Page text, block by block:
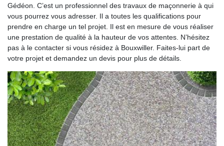
Gédéon. C’est un professionnel des travaux de maçonnerie à qui
vous pourrez vous adresser. Il a toutes les qualifications pour
prendre en charge un tel projet. Il est en mesure de vous réaliser
une prestation de qualité à la hauteur de vos attentes. N’hésitez
pas à le contacter si vous résidez à Bouxwiller. Faites-lui part de
votre projet et demandez un devis pour plus de détails.